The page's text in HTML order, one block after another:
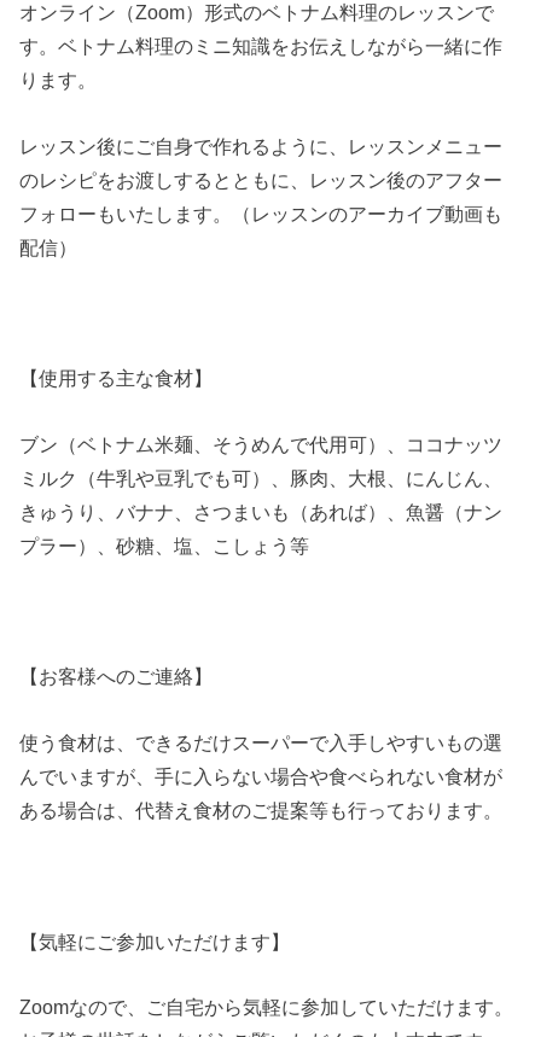
オンライン（Zoom）形式のベトナム料理のレッスンで
す。ベトナム料理のミニ知識をお伝えしながら一緒に作
ります。
レッスン後にご自身で作れるように、レッスンメニュー
のレシピをお渡しするとともに、レッスン後のアフター
フォローもいたします。（レッスンのアーカイブ動画も
配信）
【使用する主な食材】
ブン（ベトナム米麺、そうめんで代用可）、ココナッツ
ミルク（牛乳や豆乳でも可）、豚肉、大根、にんじん、
きゅうり、バナナ、さつまいも（あれば）、魚醤（ナン
プラー）、砂糖、塩、こしょう等
【お客様へのご連絡】
使う食材は、できるだけスーパーで入手しやすいもの選
んでいますが、手に入らない場合や食べられない食材が
ある場合は、代替え食材のご提案等も行っております。
【気軽にご参加いただけます】
Zoomなので、ご自宅から気軽に参加していただけます。